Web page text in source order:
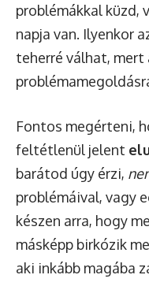
problémákkal küzd,
napja van. Ilyenkor
teherré válhat, mert
Fontos megérteni,
feltétlenül jelent
barátod úgy érzi,
problémáival, vagy
készen arra, hogy
másképp birkózik
aki inkább magába